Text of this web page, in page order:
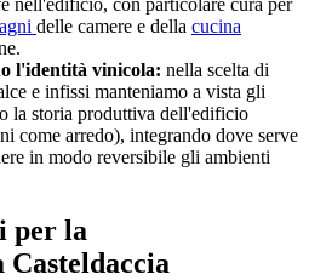
delle camere e della cucina
l'identità vinicola: nella scelta di
e infissi manteniamo a vista gli
la storia produttiva dell'edificio
come arredo), integrando dove serve
in modo reversibile gli ambienti
per la